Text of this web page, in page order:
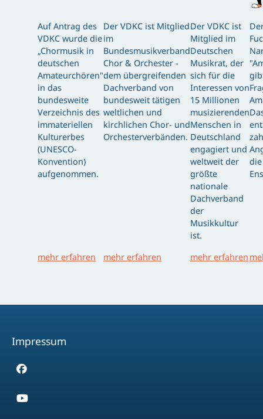
Auf Antrag des
VDKC wurde die
„Chormusik in
deutschen
Amateurchören"
in das
bundesweite
Verzeichnis des
immateriellen
Kulturerbes
(UNESCO-
Konvention)
aufgenommen.
mehr erfahren
Der VDKC ist Mitglied
im
Bundesmusikverband
Chor & Orchester -
dem übergreifenden
Dachverband von
bundesweit tätigen
weltlichen und
kirchlichen Chor- und
Orchesterverbänden.
mehr erfahren
Der VDKC ist
Mitglied im
Deutschen
Musikrat, der
sich für die
Interessen von
15 Millionen
musizierenden
Menschen in
Deutschland
engagiert und
weltweit der
größte
nationale
Dachverband
der
Musikkultur
ist.
mehr erfahren
die
Impressum